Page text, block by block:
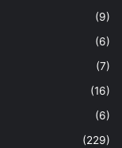
(9)
(6)
(7)
(16)
(6)
(229)